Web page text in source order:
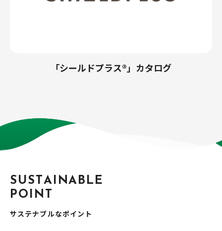
「シールドプラス®」カタログ
S US A NA B L E
PO N
サステナブルなポイント